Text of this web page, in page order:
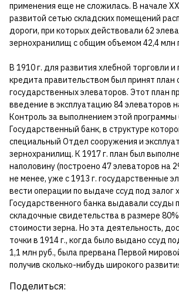
применения еще не сложилась. В начале
развитой сетью складских помещений
дороги, при которых действовали 62
зернохранилищ с общим объемом 42,4 млн
В 1910 г. для развития хлебной торговли
кредита правительством был принят план
государственных элеваторов. Этот план
введение в эксплуатацию 84 элеваторов
Контроль за выполнением этой
Государственный банк, в структуре
специальный Отдел сооружения и
зернохранилищ. К 1917 г. план был
наполовину (построено 47 элеваторов на
не менее, уже с 1913 г. государственные
вести операции по выдаче ссуд под залог
Государственного банка выдавали ссуды
складочные свидетельства в размере
стоимости зерна. Но эта деятельность,
точки в 1914 г., когда было выдано ссуд
1,1 млн руб., была прервана Первой
получив сколько-нибудь широкого
Поделиться: